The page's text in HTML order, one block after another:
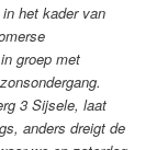
het kader van
groep met
3 Sijsele, laat
anders dreigt de